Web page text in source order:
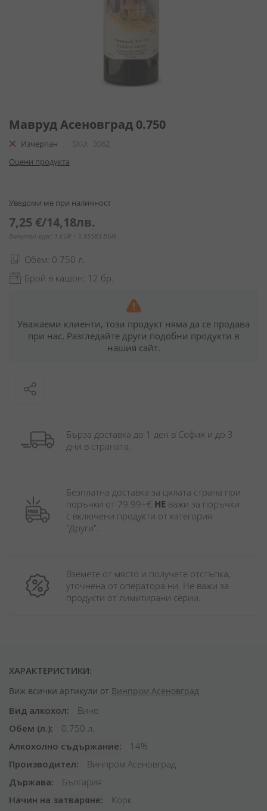
към
началото
на
галерия
със
Мавруд Асеновград 0.750
Изчерпан SKU
3062
Оцени продукта
Уведоми ме при наличност
7,25 €/14,18лв.
Валутен курс: 1 EUR = 1.95583 BGN
Обем: 0.750 л.
Брой в кашон: 12 бр.
Уважаеми клиенти, този продукт няма да се продава
при нас. Разгледайте други подобни продукти в
нашия сайт.
Бърза доставка до 1 ден в София и до 3
дни в страната.
Безплатна доставка за цялата страна при
поръчки от 79.99+€ НЕ важи за поръчки
с включени продукти от категория
"Други".
Вземете от място и получете отстъпка,
уточнена от оператора ни. Не важи за
продукти от лимитирани серии.
ХАРАКТЕРИСТИКИ:
Виж всички артикули от Винпром Асеновград
Вид алкохол
Вино
Обем (л.)
0.750 л.
Алкохолно съдържание
14%
Производител
Винпром Асеновград
Държава
България
Начин на затваряне
Корк